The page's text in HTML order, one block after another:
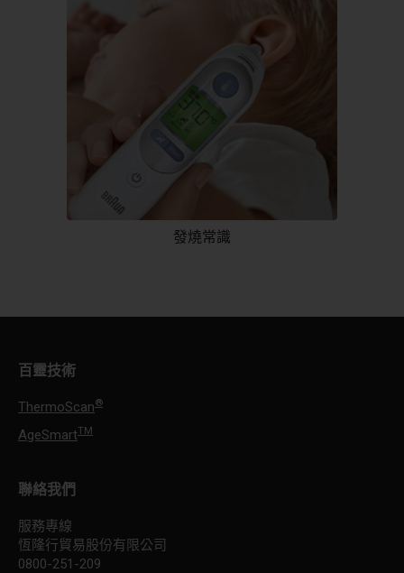
發燒常識
百靈技術
ThermoScan®
AgeSmartTM
聯絡我們
服務專線
恆隆行貿易股份有限公司
0800-251-209